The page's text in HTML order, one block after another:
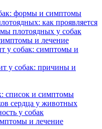
формы и симптомы
как проявляется
плотоядных у собак
и лечение
у собак: симптомы и
у собак: причины и
список и симптомы
сердца у животных
у собак
и лечение